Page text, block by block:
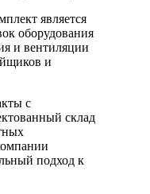
является
оборудования
и вентиляции
и
с
склад
подход к